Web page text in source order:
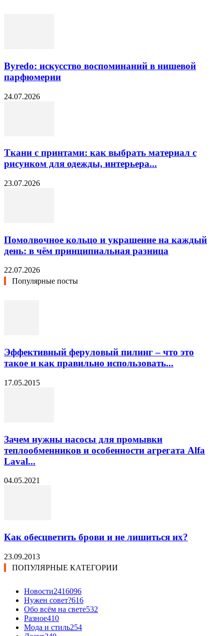
Byredo: искусство воспоминаний в нишевой
парфюмерии
24.07.2026
Ткани с принтами: как выбрать материал с
рисунком для одежды, интерьера...
23.07.2026
Помолвочное кольцо и украшение на каждый
день: в чём принципиальная разница
22.07.2026
Популярные посты
Эффективный феруловый пилинг – что это
такое и как правильно использовать...
17.05.2015
Зачем нужны насосы для промывки
теплообменников и особенности агрегата Alfa
Laval...
04.05.2021
Как обесцветить брови и не лишиться их?
23.09.2013
ПОПУЛЯРНЫЕ КАТЕГОРИИ
Новости2416096
Нужен совет?616
Обо всём на свете532
Разное410
Мода и стиль254